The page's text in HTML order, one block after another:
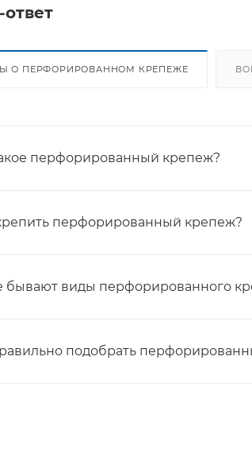
О ПЕРФОРИРОВАННОМ КРЕПЕЖЕ
перфорированный крепеж?
перфорированный крепеж?
бывают виды перфорированного
подобрать